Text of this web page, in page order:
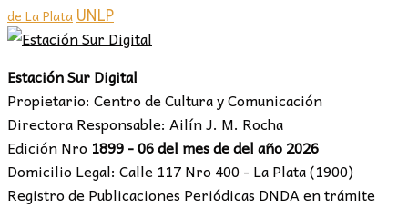
de La Plata UNLP
Estación Sur Digital
Propietario: Centro de Cultura y Comunicación
Directora Responsable: Ailín J. M. Rocha
Edición Nro 1899 - 06 del mes de del año 2026
Domicilio Legal: Calle 117 Nro 400 - La Plata (1900)
Registro de Publicaciones Periódicas DNDA en trámite